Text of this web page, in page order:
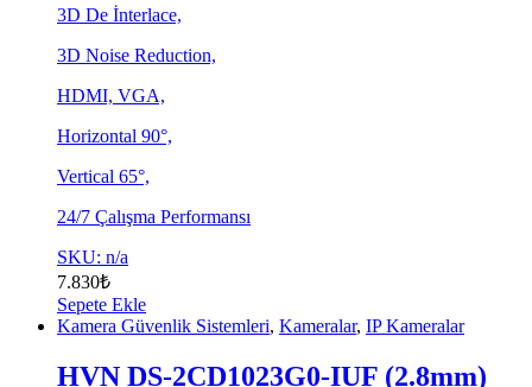
3D De İnterlace,
3D Noise Reduction,
HDMI, VGA,
Horizontal 90°,
Vertical 65°,
24/7 Çalışma Performansı
SKU: n/a
7.830₺
Sepete Ekle
Kamera Güvenlik Sistemleri, Kameralar, IP Kameralar
HVN DS-2CD1023G0-IUF (2.8mm)